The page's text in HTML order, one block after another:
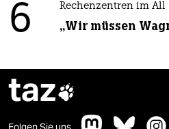
6 Rechenzentren im All
„Wir müssen
taz